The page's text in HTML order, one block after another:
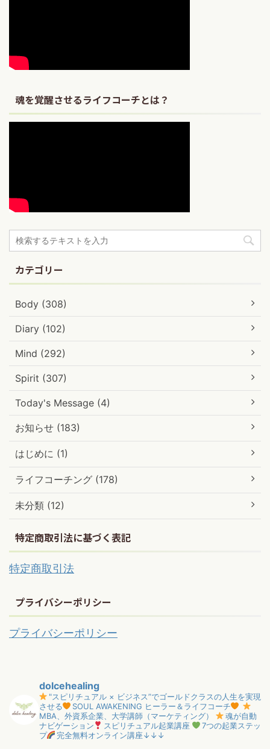
魂を覚醒させるライフコーチとは？
カテゴリー
Body (308)
Diary (102)
Mind (292)
Spirit (307)
Today's Message (4)
お知らせ (183)
はじめに (1)
ライフコーチング (178)
未分類 (12)
特定商取引法に基づく表記
特定商取引法
プライバシーポリシー
プライバシーポリシー
dolcehealing
"スピリチュアル × ビジネス”でゴールドクラスの人生を実現
させる
SOUL AWAKENING ヒーラー＆ライフコーチ
MBA、外資系企業、大学講師（マーケティング）
魂が自動
ナビゲーション
スピリチュアル起業講座
7つの起業ステッ
プ
完全無料オンライン講座↓↓↓